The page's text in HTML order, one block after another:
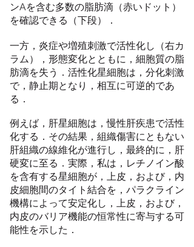
例えば，肝星細胞は，慢性肝疾患で活性
化する．その結果，組織傷害にともない
肝組織の線維化が進行し，最終的に，肝
硬変に至る．実際，私は，レチノイン酸
を含有する星細胞が，上皮，および，内
皮細胞間のタイト結合を，パラクライン
機構によって安定化し，上皮，および，
内皮のバリア機能の恒常性に寄与する可
能性を示した．
ンAを含む多数の脂肪滴（赤いドット）
を確認できる（下段）．
一方，炎症や増殖刺激で活性化し（右カ
ラム），形態変化とともに，細胞質の脂
肪滴を失う．活性化星細胞は，分化刺激
で，静止期となり，相互に可逆的であ
る．